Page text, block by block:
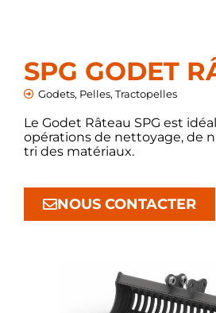
SPG GODET
Godets, Pelles, Tractopelles
Le Godet Râteau SPG est
opérations de nettoyage, de
tri des matériaux.
NOUS CONTACTER